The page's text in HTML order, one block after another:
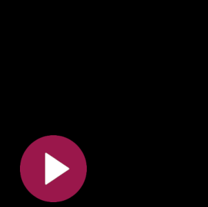
Toutes les collections
Tous les instituts